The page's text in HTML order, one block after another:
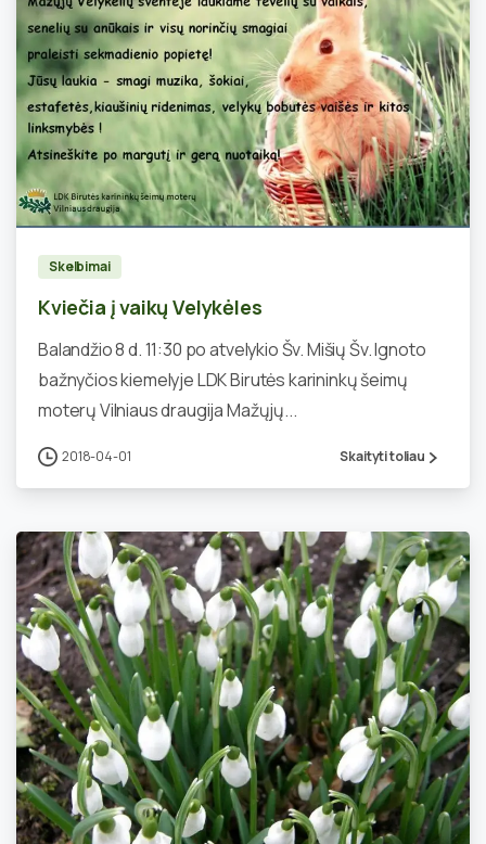
0
Skelbimai
Kviečia į vaikų Velykėles
Balandžio 8 d. 11:30 po atvelykio Šv. Mišių Šv. Ignoto
bažnyčios kiemelyje LDK Birutės karininkų šeimų
moterų Vilniaus draugija Mažųjų...
2018-04-01 Skaityti toliau
0